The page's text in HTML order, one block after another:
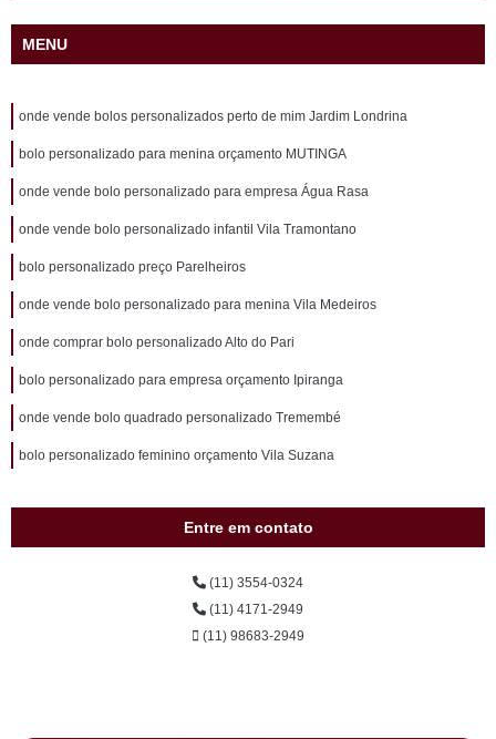
MENU
onde vende bolos personalizados perto de mim Jardim Londrina
bolo personalizado para menina orçamento MUTINGA
onde vende bolo personalizado para empresa Água Rasa
onde vende bolo personalizado infantil Vila Tramontano
bolo personalizado preço Parelheiros
onde vende bolo personalizado para menina Vila Medeiros
onde comprar bolo personalizado Alto do Pari
bolo personalizado para empresa orçamento Ipiranga
onde vende bolo quadrado personalizado Tremembé
bolo personalizado feminino orçamento Vila Suzana
Entre em contato
(11) 3554-0324
(11) 4171-2949
(11) 98683-2949